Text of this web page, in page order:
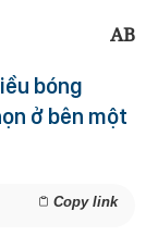
AB
bóng
ở bên một
Copy link